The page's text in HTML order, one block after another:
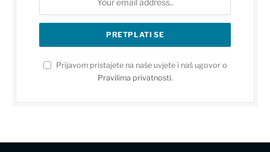
Prijavom pristajete na naše uvjete i naš ugovor o
Pravilima privatnosti.